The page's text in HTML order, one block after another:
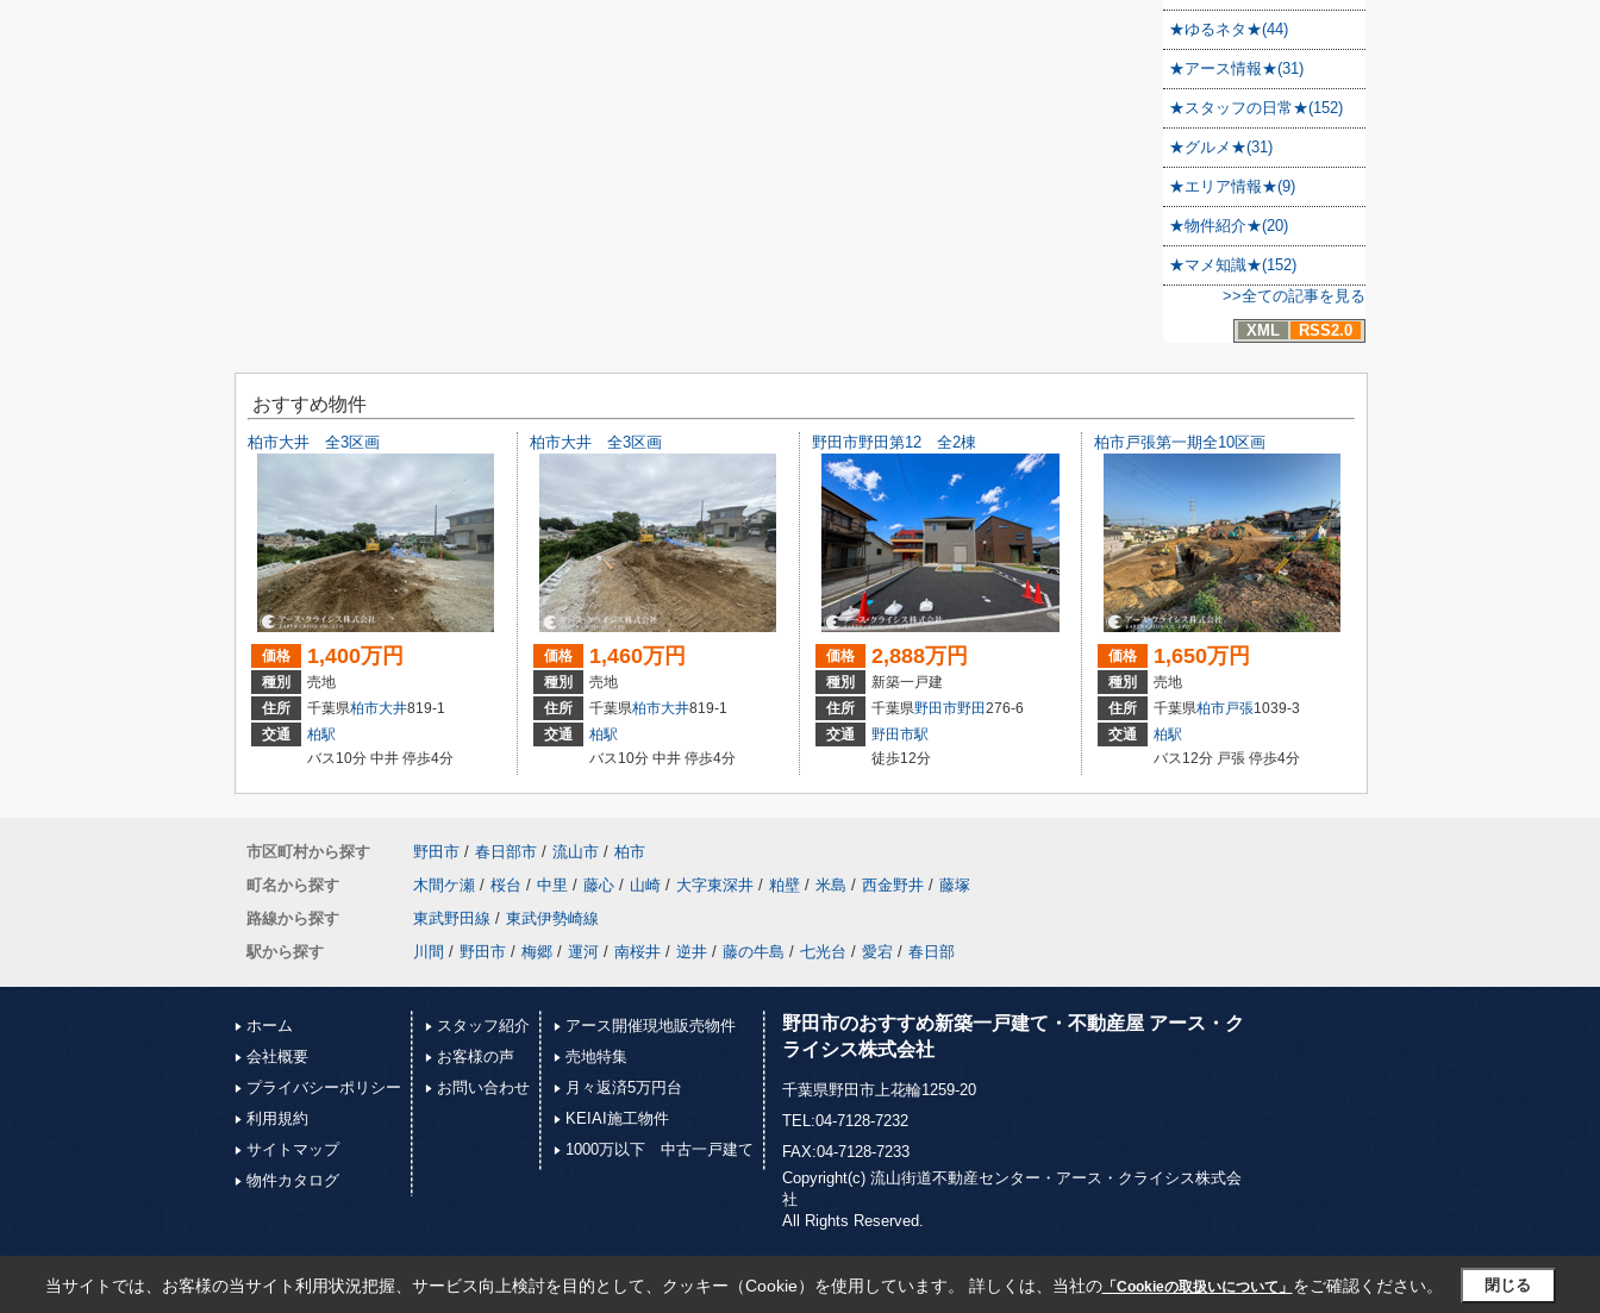
★ゆるネタ★(44)
★アース情報★(31)
★スタッフの日常★(152)
★グルメ★(31)
★エリア情報★(9)
★物件紹介★(20)
★マメ知識★(152)
>>全ての記事を見る
XML
RSS2.0
おすすめ物件
柏市大井 全3区画
価格 1,400万円
種別
売地
住所
千葉県柏市大井819-1
交通
柏駅
バス10分 中井 停歩4分
柏市大井 全3区画
価格 1,460万円
種別
売地
住所
千葉県柏市大井819-1
交通
柏駅
バス10分 中井 停歩4分
野田市野田第12 全2棟
価格 2,888万円
種別
新築一戸建
住所
千葉県野田市野田276-6
交通
野田市駅
徒歩12分
柏市戸張第一期全10区画
価格 1,650万円
種別
売地
住所
千葉県柏市戸張1039-3
交通
柏駅
バス12分 戸張 停歩4分
市区町村から探す 野田市 / 春日部市 / 流山市 / 柏市
町名から探す
木間ケ瀬 / 桜台 / 中里 / 藤心 / 山崎 / 大字東深井 / 粕壁 / 米島 / 西金野井 / 藤塚
路線から探す
東武野田線 / 東武伊勢崎線
駅から探す
川間 / 野田市 / 梅郷 / 運河 / 南桜井 / 逆井 / 藤の牛島 / 七光台 / 愛宕 / 春日部
ホーム
会社概要
プライバシーポリシー
利用規約
サイトマップ
物件カタログ
スタッフ紹介
お客様の声
お問い合わせ
アース開催現地販売物件
売地特集
月々返済5万円台
KEIAI施工物件
1000万以下 中古一戸建て
野田市のおすすめ新築一戸建て・不動産屋 アース・ク
ライシス株式会社
千葉県野田市上花輪1259-20
TEL:04-7128-7232
FAX:04-7128-7233
Copyright(c) 流山街道不動産センター・アース・クライシス株式会
社
All Rights Reserved.
当サイトでは、お客様の当サイト利用状況把握、サービス向上検討を目的として、クッキー（Cookie）を使用しています。 詳しくは、当社の「Cookieの取扱いについて」 をご確認ください。 閉じる